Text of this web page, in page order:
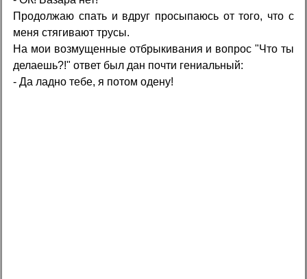
Продолжаю спать и вдруг просыпаюсь от того, что с
меня стягивают трусы.
На мои возмущенные отбрыкивания и вопрос "Что ты
делаешь?!" ответ был дан почти гениальный:
- Да ладно тебе, я потом одену!